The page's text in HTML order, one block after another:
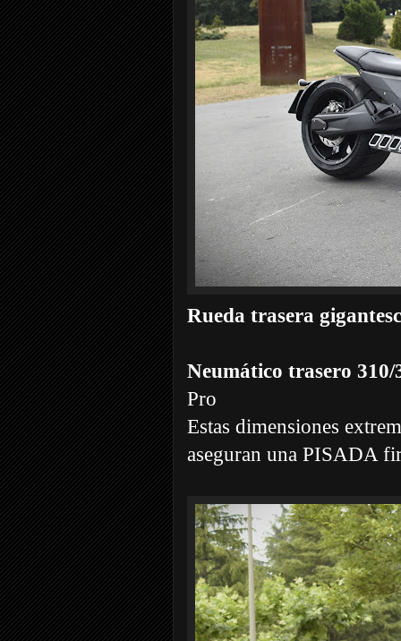
Rueda trasera
Neumático trasero 310/
Pro
Estas dimensiones
aseguran una PISADA